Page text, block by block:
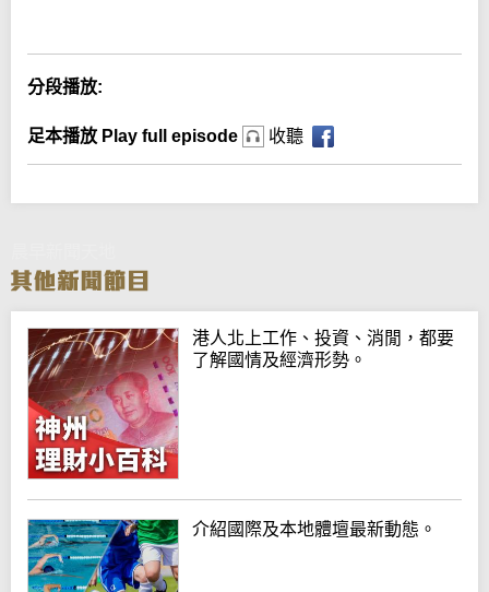
分段播放:
足本播放 Play full episode 收聽
港人北上工作、投資、消閒，都要
了解國情及經濟形勢。
介紹國際及本地體壇最新動態。